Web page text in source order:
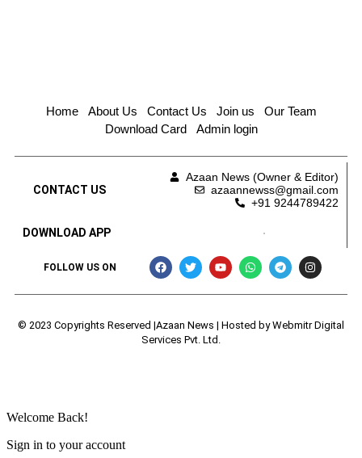
Home About Us Contact Us Join us
Our Team
Download Card
Admin login
CONTACT US
Azaan News (Owner & Editor)
azaannewss@gmail.com
+91 9244789422
DOWNLOAD APP
FOLLOW US ON
© 2023 Copyrights Reserved |Azaan News | Hosted byWebmitr Digital
Services Pvt. Ltd.
Welcome Back!
Sign in to your account